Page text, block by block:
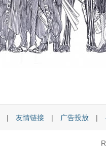
| 友情链接 | 广告投放 |